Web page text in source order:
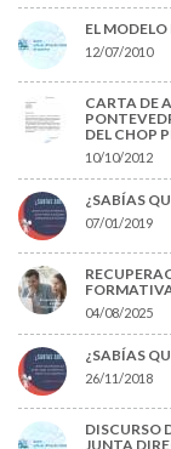
EL
12/07/2010
CARTA DE
DEL CHOP
10/10/2012
¿SABÍAS
07/01/2019
04/08/2025
¿SABÍAS
26/11/2018
DISCURSO
JUNTA